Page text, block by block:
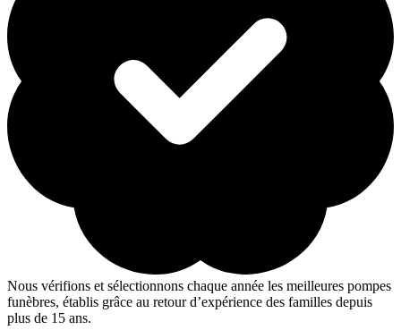
Nous vérifions et sélectionnons chaque année les meilleures pompes
funèbres, établis grâce au retour d’expérience des familles depuis
plus de 15 ans.